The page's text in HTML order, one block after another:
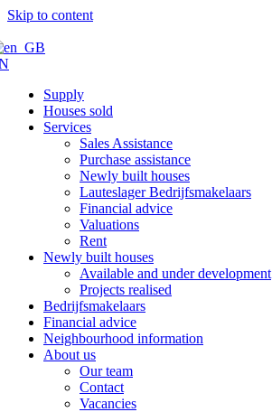
Skip to content
Supply
Houses sold
Services
Sales Assistance
Purchase assistance
Newly built houses
Lauteslager Bedrijfsmakelaars
Financial advice
Valuations
Rent
Newly built houses
Available and under development
Projects realised
Bedrijfsmakelaars
Financial advice
Neighbourhood information
About us
Our team
Contact
Vacancies